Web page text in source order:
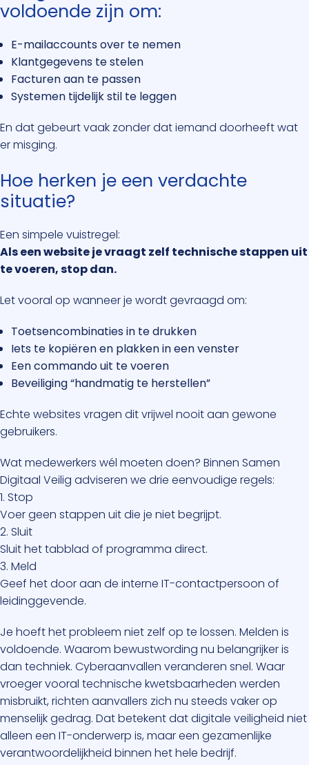
voldoende zijn om:
E-mailaccounts over te nemen
Klantgegevens te stelen
Facturen aan te passen
Systemen tijdelijk stil te leggen
En dat gebeurt vaak zonder dat iemand doorheeft wat
er misging.
Hoe herken je een verdachte
situatie?
Een simpele vuistregel:
Als een website je vraagt zelf technische stappen uit
te voeren, stop dan.
Let vooral op wanneer je wordt gevraagd om:
Toetsencombinaties in te drukken
Iets te kopiëren en plakken in een venster
Een commando uit te voeren
Beveiliging “handmatig te herstellen”
Echte websites vragen dit vrijwel nooit aan gewone
gebruikers.
Wat medewerkers wél moeten doen? Binnen Samen
Digitaal Veilig adviseren we drie eenvoudige regels:
1. Stop
Voer geen stappen uit die je niet begrijpt.
2. Sluit
Sluit het tabblad of programma direct.
3. Meld
Geef het door aan de interne IT-contactpersoon of
leidinggevende.
Je hoeft het probleem niet zelf op te lossen. Melden is
voldoende. Waarom bewustwording nu belangrijker is
dan techniek. Cyberaanvallen veranderen snel. Waar
vroeger vooral technische kwetsbaarheden werden
misbruikt, richten aanvallers zich nu steeds vaker op
menselijk gedrag. Dat betekent dat digitale veiligheid niet
alleen een IT-onderwerp is, maar een gezamenlijke
verantwoordelijkheid binnen het hele bedrijf.